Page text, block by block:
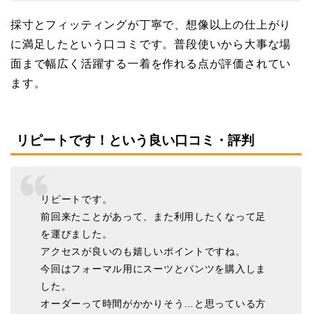
採寸とフィッティングが丁寧で、想像以上の仕上がり
に満足したという口コミです。普段使いから大事な場
面まで幅広く活躍する一着を作れる点が評価されてい
ます。
リピートです！という良い口コミ・評判
リピートです。
前回来たことがあって、また利用したくなって足
を運びました。
アクセスが良いのも嬉しいポイントですね。
今回はフォーマル用にスーツとパンツを購入しま
した。
オーダーって時間がかかりそう…と思っている方